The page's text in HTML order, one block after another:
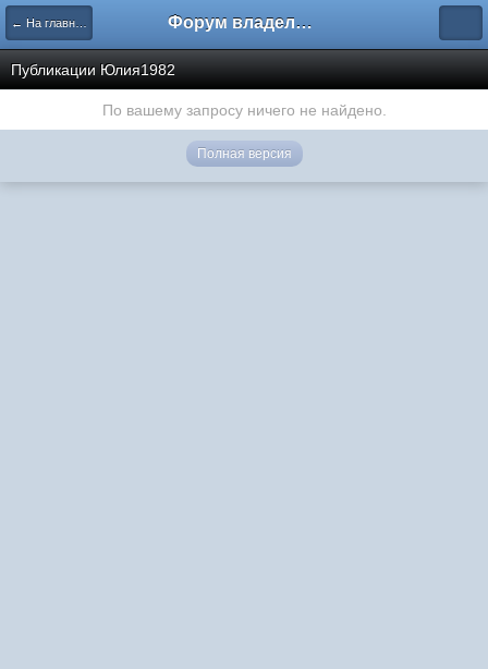
← На главную Форум владельцев интернет-магазинов
Публикации Юлия1982
По вашему запросу ничего не найдено.
Полная версия